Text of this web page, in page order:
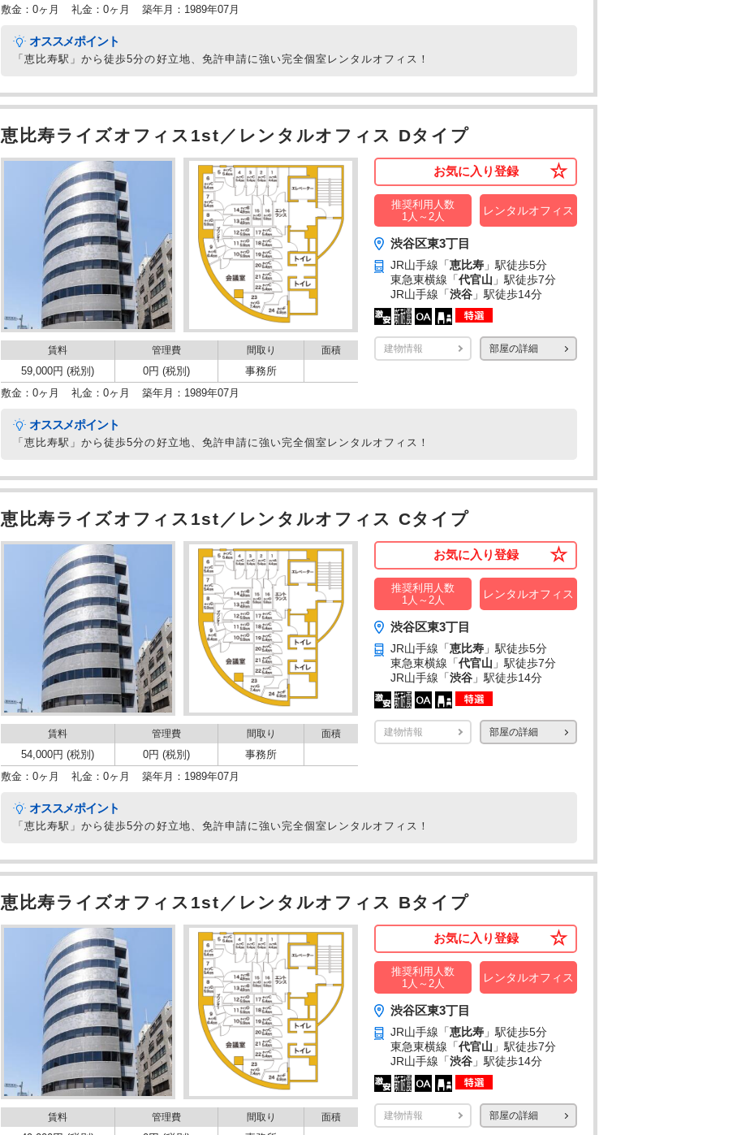
敷金：0ヶ月
礼金：0ヶ月 築年月：1989年07月
オススメポイント
「恵比寿駅」から徒歩5分の好立地、免許申請に強い完全個室レンタルオフィス！
恵比寿ライズオフィス1st／レンタルオフィス Dタイプ
賃料 管理費 間取り 面積
59,000円 (税別) 0円 (税別)
事務所
敷金：0ヶ月
礼金：0ヶ月 築年月：1989年07月
お気に入り登録
推奨利用人数
1人～2人
レンタルオフィス
渋谷区東3丁目
JR山手線「恵比寿 」駅徒歩5分
東急東横線「代官山 」駅徒歩7分
JR山手線「渋谷 」駅徒歩14分
建物情報 部屋の詳細
オススメポイント
「恵比寿駅」から徒歩5分の好立地、免許申請に強い完全個室レンタルオフィス！
恵比寿ライズオフィス1st／レンタルオフィス Cタイプ
賃料 管理費 間取り 面積
54,000円 (税別) 0円 (税別)
事務所
敷金：0ヶ月
礼金：0ヶ月 築年月：1989年07月
お気に入り登録
推奨利用人数
1人～2人
レンタルオフィス
渋谷区東3丁目
JR山手線「恵比寿 」駅徒歩5分
東急東横線「代官山 」駅徒歩7分
JR山手線「渋谷 」駅徒歩14分
建物情報 部屋の詳細
オススメポイント
「恵比寿駅」から徒歩5分の好立地、免許申請に強い完全個室レンタルオフィス！
恵比寿ライズオフィス1st／レンタルオフィス Bタイプ
賃料 管理費 間取り 面積
お気に入り登録
推奨利用人数
1人～2人
レンタルオフィス
渋谷区東3丁目
JR山手線「恵比寿 」駅徒歩5分
東急東横線「代官山 」駅徒歩7分
JR山手線「渋谷 」駅徒歩14分
建物情報 部屋の詳細